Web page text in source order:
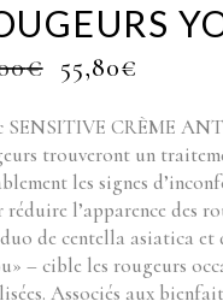
€ ORIGINAL
PRICE
WAS:
62,00€.
55,80€
IS:
55,80€.
SENSITIVE CRÈME
trouveront un
les signes
réduire l’apparence des
de centella asiatica
– cible les rougeurs
Associés aux